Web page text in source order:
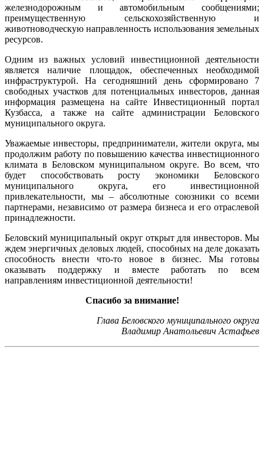
железнодорожным и автомобильным сообщениями;
преимущественную сельскохозяйственную и
животноводческую направленность использования земельных
ресурсов.
Одним из важных условий инвестиционной деятельности
является наличие площадок, обеспеченных необходимой
инфраструктурой. На сегодняшний день сформировано 7
свободных участков для потенциальных инвесторов, данная
информация размещена на сайте Инвестиционный портал
Кузбасса, а также на сайте администрации Беловского
муниципального округа.
Уважаемые инвесторы, предприниматели, жители округа, мы
продолжим работу по повышению качества инвестиционного
климата в Беловском муниципальном округе. Во всем, что
будет способствовать росту экономики Беловского
муниципального округа, его инвестиционной
привлекательности, мы – абсолютные союзники со всеми
партнерами, независимо от размера бизнеса и его отраслевой
принадлежности.
Беловский муниципальный округ открыт для инвесторов. Мы
ждем энергичных деловых людей, способных на деле доказать
способность внести что-то новое в бизнес. Мы готовы
оказывать поддержку и вместе работать по всем
направлениям инвестиционной деятельности!
Спасибо за внимание!
Глава Беловского муниципального округа
Владимир Анатольевич Астафьев